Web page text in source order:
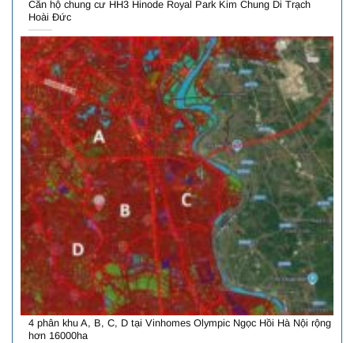
Căn hộ chung cư HH3 Hinode Royal Park Kim Chung Di Trạch
Hoài Đức
4 phân khu A, B, C, D tại Vinhomes Olympic Ngọc Hồi Hà Nội rộng
hơn 16000ha